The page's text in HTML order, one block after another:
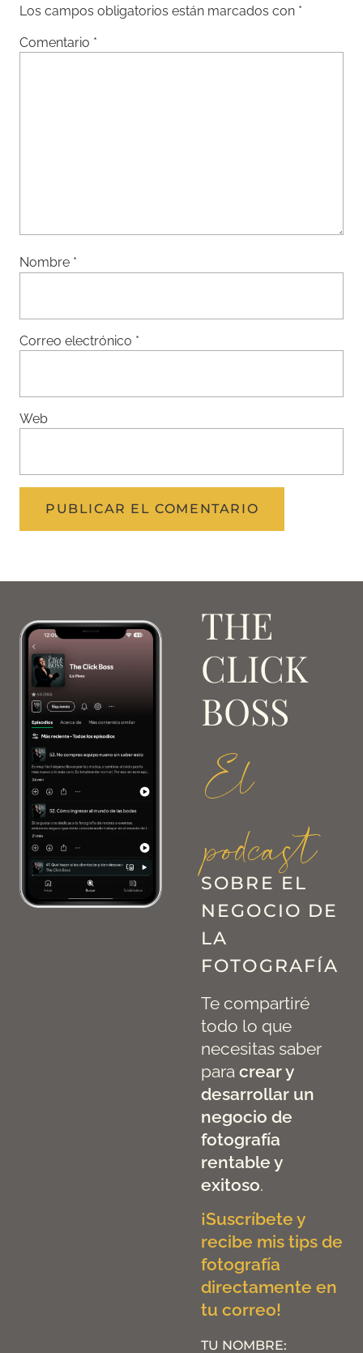
Los campos obligatorios están marcados con *
Comentario *
Nombre *
Correo electrónico *
Web
THE
CLICK
BOSS
El
podcast
SOBRE EL
NEGOCIO DE
LA
FOTOGRAFÍA
Te compartiré
todo lo que
necesitas saber
para crear y
desarrollar un
negocio de
fotografía
rentable y
exitoso.
¡Suscríbete y
recibe mis tips de
fotografía
directamente en
tu correo!
TU NOMBRE: